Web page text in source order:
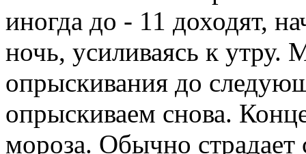
иногда до - 11 доходят,
ночь, усиливаясь к
опрыскивания до
опрыскиваем снова.
мороза. Обычно